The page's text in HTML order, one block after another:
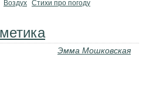
Воздух Стихи про погоду
Эмма Мошковская